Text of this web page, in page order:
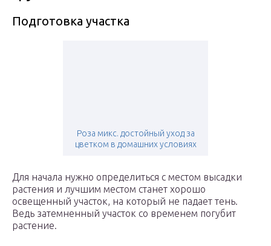
Подготовка участка
Роза микс. достойный уход за
цветком в домашних условиях
Для начала нужно определиться с местом высадки
растения и лучшим местом станет хорошо
освещенный участок, на который не падает тень.
Ведь затемненный участок со временем погубит
растение.